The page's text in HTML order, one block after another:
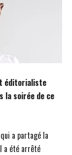
éditorialiste
la soirée de ce
a partagé la
a été arrêté